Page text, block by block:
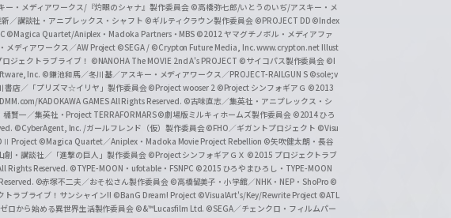
ー・メディアワークス/『灼眼のシャナ』製作委員会 ©高橋弥七郎/いとうのいぢ/アスキー・メ
／講談社・アニプレックス・シャフト ©ギルティクラウン製作委員会 ©PROJECT DD ©Index
©Magica Quartet/Aniplex・Madoka Partners・MBS ©2012 ヤマグチノボル・メディアファ
メディアワークス／AW Project ©SEGA / ©Crypton Future Media, Inc. www.crypton.net Illust
ジェクトラブライブ！ ©NANOHA The MOVIE 2nd A's PROJECT ©サイコパス製作委員会 ©I
Inc. ©鎌池和馬／冬川基／アスキー・メディアワークス／PROJECT-RAILGUN S ©sole;v
書店／「プリズマ☆イリヤ」製作委員会©Project wooser 2 ©Project シンフォギアＧ ©2013
KADOKAWA GAMES All Rights Reserved. ©古味直志／集英社・アニプレックス・シ
賢一／集英社・Project TERRAFORMARS©劇場版ミルキィホームズ製作委員会 ©2014 ひろ
©CyberAgent, Inc. /ガールフレンド（仮）製作委員会©FHO／ギガントプロジェクト ©Visu
Project ©Magica Quartet／Aniplex・Madoka Movie Project Rebellion ©矢吹健太朗・長谷
創・講談社／「進撃の巨人」製作委員会 ©Project シンフォギアＧＸ ©2015 プロジェクトラブ
Rights Reserved. ©TYPE-MOON・ufotable・FSNPC ©2015 ひろやまひろし・TYPE-MOON
©赤塚不二夫／おそ松さん製作委員会 ©高橋留美子・小学館／NHK・NEP・ShoPro ©
ラブライブ！サンシャイン!! ©BanG Dream! Project ©VisualArt's/Key/Rewrite Project ©ATL
ロから始める異世界生活製作委員会 ©&™Lucasfilm Ltd. ©SEGA／チェンクロ・フィルムパー